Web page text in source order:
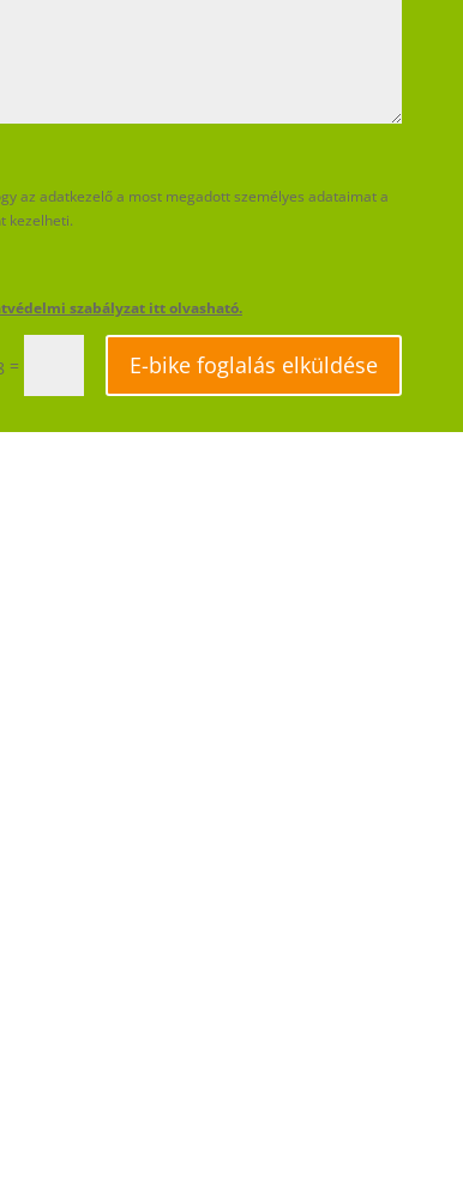
az adatkezelő a most megadott személyes adataimat a
kezelheti.
szabályzat itt olvasható.
= E-bike foglalás elküldése